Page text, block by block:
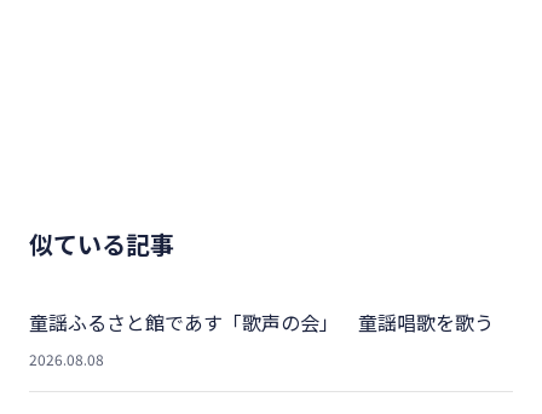
似ている記事
童謡ふるさと館であす「歌声の会」 童謡唱歌を歌う
2026.08.08